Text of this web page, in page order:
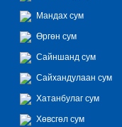
Мандах сум
Өргөн сум
Сайншанд сум
Сайхандулаан сум
Хатанбулаг сум
Хөвсгөл сум